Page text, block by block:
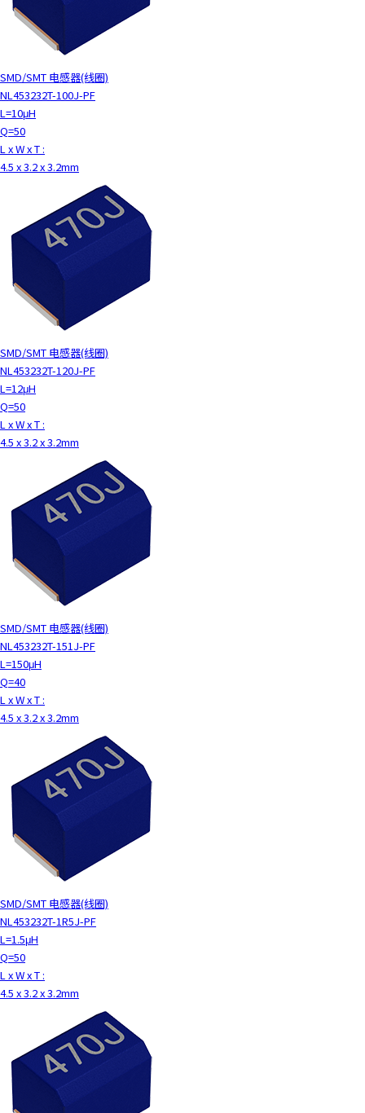
a
v
i
g
a
t
a
c
t
w
i
t
n
t
.
SMD/SMT 电感器(线圈)
NL453232T-100J-PF
L=10μH
Q=50
L x W x T :
4.5 x 3.2 x 3.2mm
SMD/SMT 电感器(线圈)
NL453232T-120J-PF
L=12μH
Q=50
L x W x T :
4.5 x 3.2 x 3.2mm
SMD/SMT 电感器(线圈)
NL453232T-151J-PF
L=150μH
Q=40
L x W x T :
4.5 x 3.2 x 3.2mm
SMD/SMT 电感器(线圈)
NL453232T-1R5J-PF
L=1.5μH
Q=50
L x W x T :
4.5 x 3.2 x 3.2mm